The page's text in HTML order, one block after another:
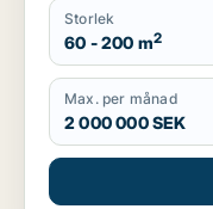
Storlek
60 - 200 m2
Max. per månad
2 000 000 SEK